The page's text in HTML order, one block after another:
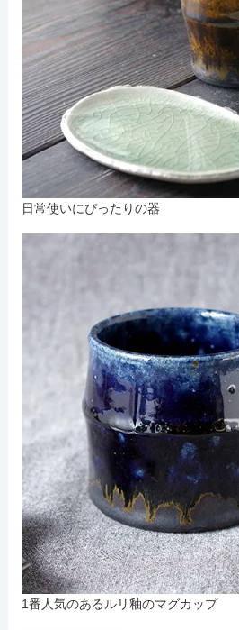
日常使いにぴったりの器
1番人気のあるルリ釉のマグカップ